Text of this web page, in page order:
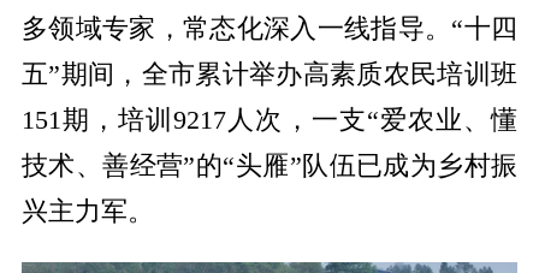
多领域专家，常态化深入一线指导。“十四
五”期间，全市累计举办高素质农民培训班
151期，培训9217人次，一支“爱农业、懂
技术、善经营”的“头雁”队伍已成为乡村振
兴主力军。